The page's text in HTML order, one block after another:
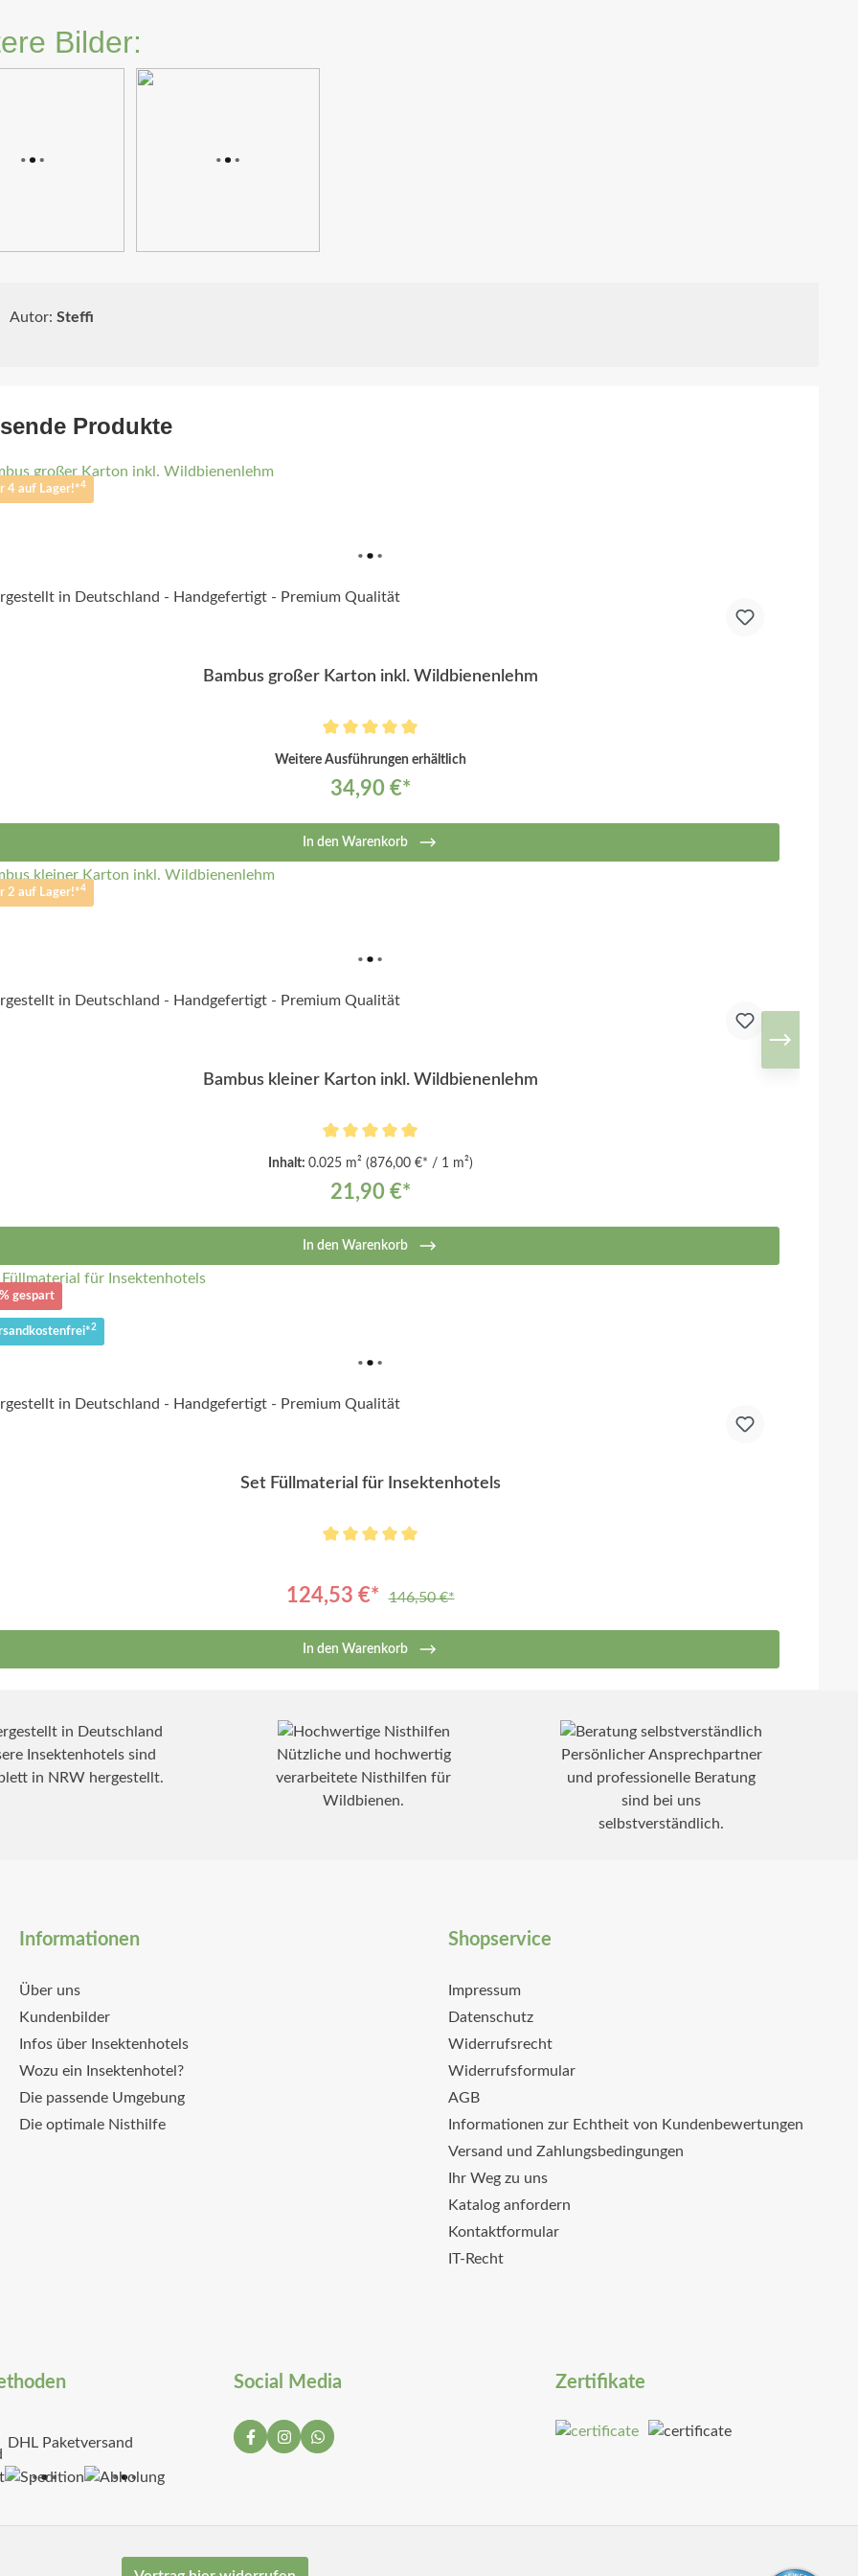
Bilder:
Autor: Steffi
Produkte
4 auf Lager!*4
Bambus großer Karton inkl. Wildbienenlehm
Weitere Ausführungen erhältlich
34,90 €*
In den Warenkorb
2 auf Lager!*4
Bambus kleiner Karton inkl. Wildbienenlehm
Inhalt: 0.025 m² (876,00 €* / 1 m²)
21,90 €*
In den Warenkorb
gespart
2
Set Füllmaterial für Insektenhotels
124,53 €* 146,50 €*
In den Warenkorb
Insektenhotels sind
in NRW hergestellt.
Nützliche und hochwertig
verarbeitete Nisthilfen für
Wildbienen.
Persönlicher Ansprechpartner
und professionelle Beratung
sind bei uns
selbstverständlich.
Informationen
Über uns
Kundenbilder
Infos über Insektenhotels
Wozu ein Insektenhotel?
Die passende Umgebung
Die optimale Nisthilfe
Shopservice
Impressum
Datenschutz
Widerrufsrecht
Widerrufsformular
AGB
Informationen zur Echtheit von Kundenbewertungen
Versand und Zahlungsbedingungen
Ihr Weg zu uns
Katalog anfordern
Kontaktformular
IT-Recht
DHL Paketversand
Social Media Zertifikate